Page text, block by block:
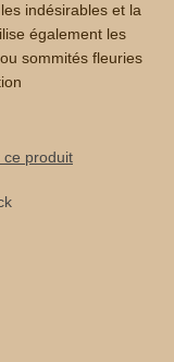
indésirables et la
également les
sommités fleuries
ce produit